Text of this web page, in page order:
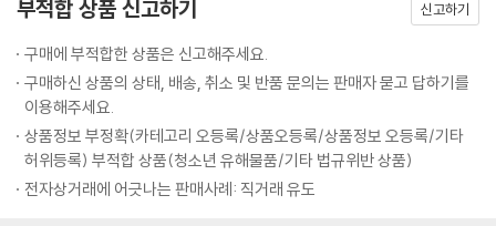
부적합 상품 신고하기 신고하기
구매에 부적합한 상품은 신고해주세요.
구매하신 상품의 상태, 배송, 취소 및 반품 문의는 판매자 묻고 답하기를
이용해주세요.
상품정보 부정확(카테고리 오등록/상품오등록/상품정보 오등록/기타
허위등록) 부적합 상품(청소년 유해물품/기타 법규위반 상품)
전자상거래에 어긋나는 판매사례: 직거래 유도